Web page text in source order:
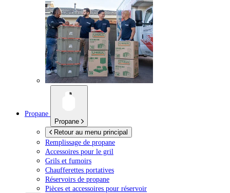
Propane
Propane
Retour au menu principal
Remplissage de propane
Accessoires pour le gril
Grils et fumoirs
Chaufferettes portatives
Réservoirs de propane
Pièces et accessoires pour réservoir